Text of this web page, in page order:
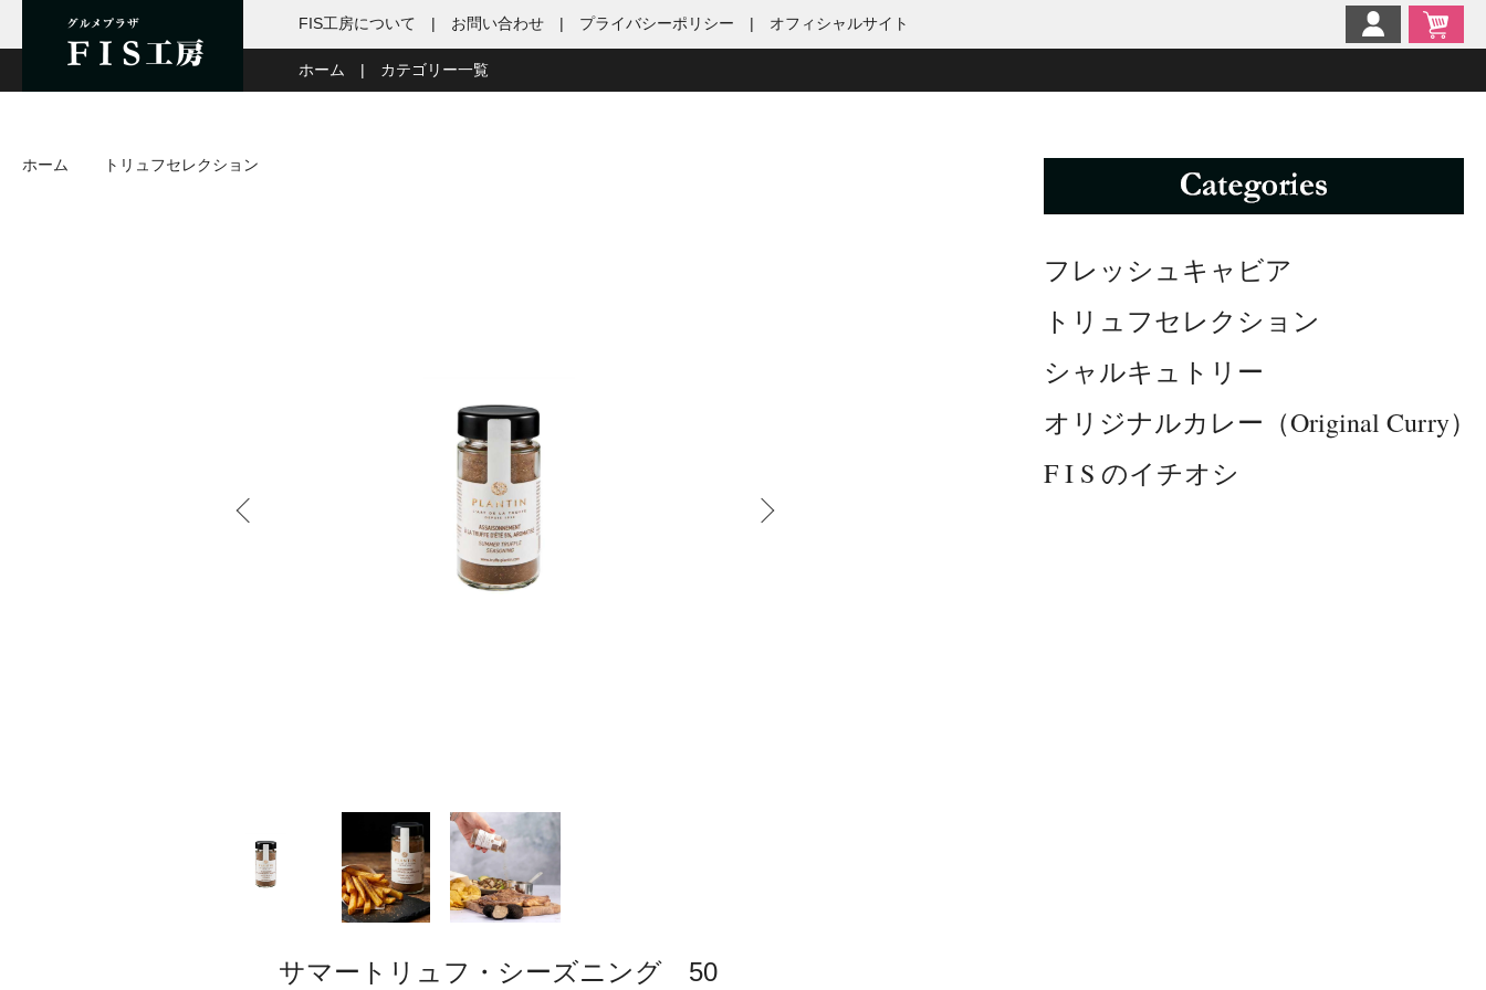
FIS工房について お問い合わせ プライバシーポリシー オフィシャルサイト
ホーム カテゴリー一覧
ホーム トリュフセレクション
サマートリュフ・シーズニング 50
フレッシュキャビア
トリュフセレクション
シャルキュトリー
オリジナルカレー（Original Curry）
F I S のイチオシ